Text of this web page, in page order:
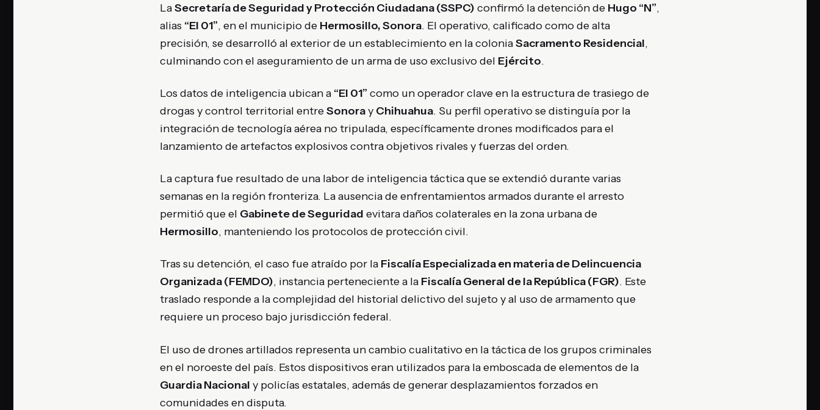
LaSecretaría de Seguridad y Protección Ciudadana (SSPC) confirmó la detención de Hugo “N”,
alias “El 01”, en el municipio de Hermosillo, Sonora. El operativo, calificado como de alta
precisión, se desarrolló al exterior de un establecimiento en la coloniaSacramento Residencial,
culminando con el aseguramiento de un arma de uso exclusivo del Ejército.
Los datos de inteligencia ubican a “El 01” como un operador clave en la estructura de trasiego de
drogas y control territorial entreSonoray Chihuahua. Su perfil operativo se distinguía por la
integración de tecnología aérea no tripulada, específicamente drones modificados para el
lanzamiento de artefactos explosivos contra objetivos rivales y fuerzas del orden.
La captura fue resultado de una labor de inteligencia táctica que se extendió durante varias
semanas en la región fronteriza. La ausencia de enfrentamientos armados durante el arresto
permitió que el Gabinete de Seguridad evitara daños colaterales en la zona urbana de
Hermosillo, manteniendo los protocolos de protección civil.
Tras su detención, el caso fue atraído por la Fiscalía Especializada en materia de Delincuencia
Organizada (FEMDO), instancia perteneciente a la Fiscalía General de la República (FGR). Este
traslado responde a la complejidad del historial delictivo del sujeto y al uso de armamento que
requiere un proceso bajo jurisdicción federal.
El uso de drones artillados representa un cambio cualitativo en la táctica de los grupos criminales
en el noroeste del país. Estos dispositivos eran utilizados para la emboscada de elementos de la
Guardia Nacional y policías estatales, además de generar desplazamientos forzados en
comunidades en disputa.